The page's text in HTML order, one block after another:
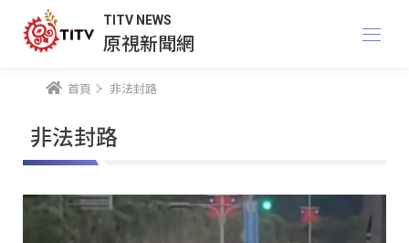
TITV NEWS
原視新聞網
首頁 非法封路
非法封路